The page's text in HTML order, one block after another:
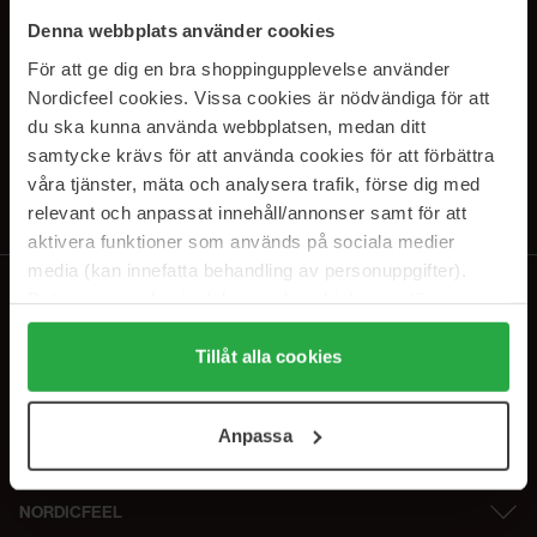
Denna webbplats använder cookies
För att ge dig en bra shoppingupplevelse använder
Nordicfeel cookies. Vissa cookies är nödvändiga för att
du ska kunna använda webbplatsen, medan ditt
samtycke krävs för att använda cookies för att förbättra
våra tjänster, mäta och analysera trafik, förse dig med
relevant och anpassat innehåll/annonser samt för att
aktivera funktioner som används på sociala medier
media (kan innefatta behandling av personuppgifter).
Genom att trycka på "Tillåt alla cookies" accepterar du
alla cookies, medan du under "Detaljer" kan anpassa
användningen av cookies. Du kan när som helst återkalla
samt vår Integritetspolicy.
Tillåt alla cookies
Anpassa
SUBSCRIBE TO OUR
NEWSLETTER
E-postadresse
Ved å abonnere godtar du vårpersonvernerklæring. Du kan melde deg
NORDICFEEL